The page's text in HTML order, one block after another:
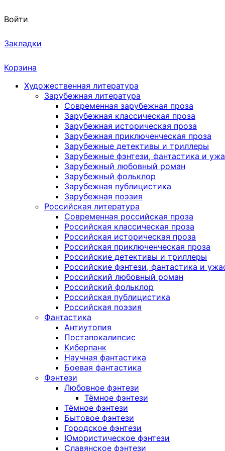
Войти
Закладки
Корзина
Художественная литература
Зарубежная литература
Современная зарубежная проза
Зарубежная классическая проза
Зарубежная историческая проза
Зарубежная приключенческая проза
Зарубежные детективы и триллеры
Зарубежные фэнтези, фантастика и
Зарубежный любовный роман
Зарубежный фольклор
Зарубежная публицистика
Зарубежная поэзия
Российская литература
Современная российская проза
Российская классическая проза
Российская историческая проза
Российская приключенческая проза
Российские детективы и триллеры
Российские фэнтези, фантастика и
Российский любовный роман
Российский фольклор
Российская публицистика
Российская поэзия
Фантастика
Антиутопия
Постапокалипсис
Киберпанк
Научная фантастика
Боевая фантастика
Фэнтези
Любовное фэнтези
Тёмное фэнтези
Тёмное фэнтези
Бытовое фэнтези
Городское фэнтези
Юмористическое фэнтези
Славянское фэнтези